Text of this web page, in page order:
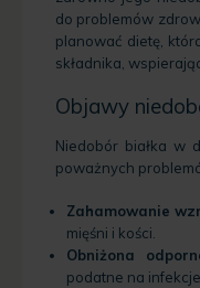
do problemów
planować dietę,
składnika,
Objawy
Niedobór białka w
poważnych
Zahamowanie
mięśni i kości.
Obniżona
podatne na